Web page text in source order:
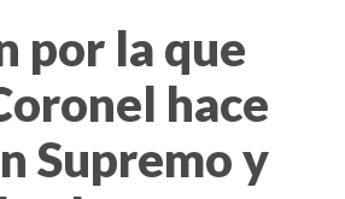
por la que
hace
Supremo y